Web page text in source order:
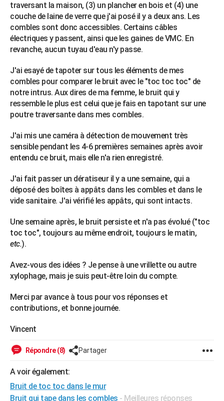
FORUM
Bricolage
Lifestyle
Culture
Sport
Auto
Television
Voyage
Cinema
traversant la maison, (3) un plancher en bois et (4) une
couche de laine de verre que j'ai posé il y a deux ans. Les
combles sont donc accessibles. Certains câbles
électriques y passent, ainsi que les gaines de VMC. En
revanche, aucun tuyau d'eau n'y passe.
J'ai esayé de tapoter sur tous les éléments de mes
combles pour comparer le bruit avec le "toc toc toc" de
notre intrus. Aux dires de ma femme, le bruit qui y
ressemble le plus est celui que je fais en tapotant sur une
poutre traversante dans mes combles.
J'ai mis une caméra à détection de mouvement très
sensible pendant les 4-6 premières semaines après avoir
entendu ce bruit, mais elle n'a rien enregistré.
J'ai fait passer un dératiseur il y a une semaine, qui a
déposé des boîtes à appâts dans les combles et dans le
vide sanitaire. J'ai vérifié les appâts, qui sont intacts.
Une semaine après, le bruit persiste et n'a pas évolué ("toc
toc toc", toujours au même endroit, toujours le matin,
etc.).
Avez-vous des idées ? Je pense à une vrillette ou autre
xylophage, mais je suis peut-être loin du compte.
Merci par avance à tous pour vos réponses et
contributions, et bonne journée.
Vincent
Répondre (8) Partager
A voir également:
Bruit de toc toc dans le mur
Bruit qui tape dans les combles - Meilleures réponses